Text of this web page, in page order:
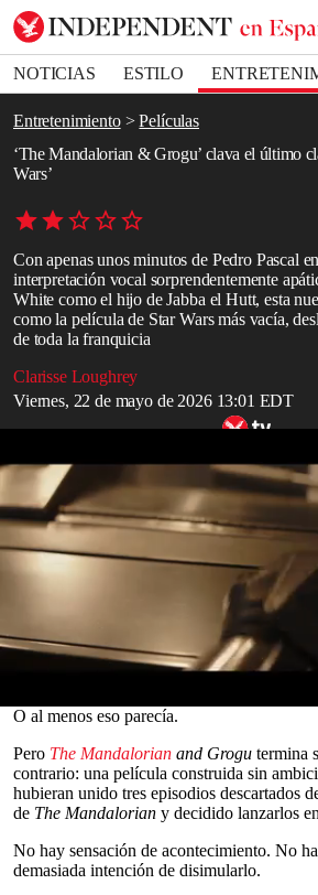
NOTICIAS ESTILO
DEPORTES
Entretenimiento
Películas
‘The Mandalorian & Grogu’ clava el último
Wars’
Con apenas unos minutos de Pedro Pascal
interpretación vocal sorprendentemente
White como el hijo de Jabba el Hutt, esta
como la película de Star Wars más vacía,
de toda la franquicia
Clarisse Loughrey
Viernes, 22 de mayo de 2026 13:01 EDT
Bookmark popover
Removed from bookmarks
Close popover
seconds
Read in English
soportar el
que desaparezca cualquier esperanza de
siete años desde
El ascenso de Skywalker ,
complaciente para la trilogía secuela y,
quedó casi confinada al
resultados
Andor, y otras
olvidables, como la miniserie deObi-Wan
O al menos eso parecía.
Pero The Mandalorian and Grogu termina
contrario: una película construida sin
hubieran unido tres episodios descartados
de The Mandalorian y decidido lanzarlos
No hay sensación de acontecimiento. No
demasiada intención de disimularlo.